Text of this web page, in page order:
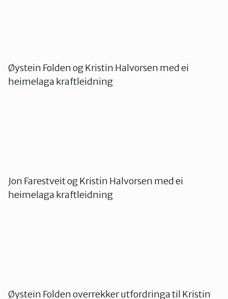
Øystein Folden og Kristin Halvorsen med ei
heimelaga kraftleidning
Jon Farestveit og Kristin Halvorsen med ei
heimelaga kraftleidning
Øystein Folden overrekker utfordringa til Kristin